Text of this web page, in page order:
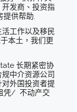
发商、投资指
供帮助.
工作以及移民
本土，我们更
长期紧密协
中介资源公司
外国投资者提
凭/ 不动产交